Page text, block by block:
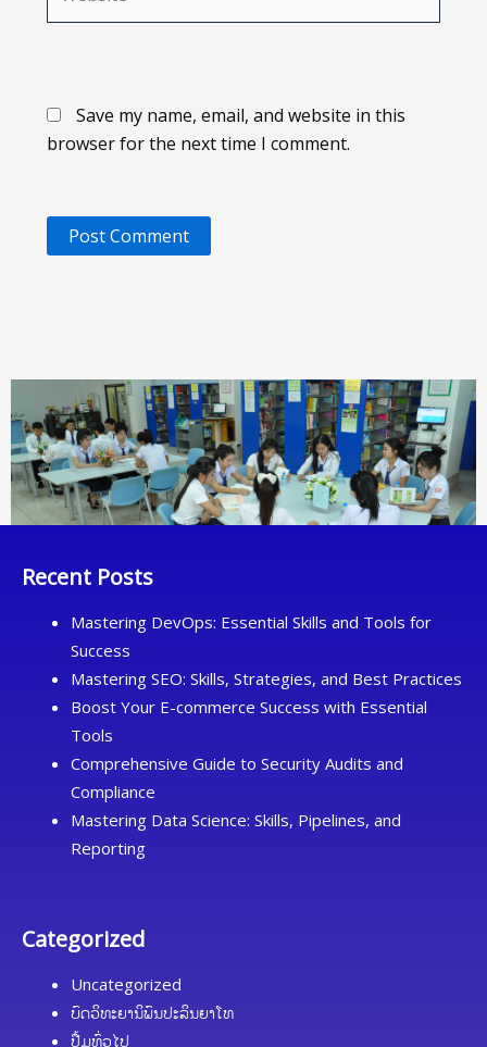
Save my name, email, and website in this
browser for the next time I comment.
Recent Posts
Mastering DevOps: Essential Skills and Tools for
Success
Mastering SEO: Skills, Strategies, and Best Practices
Boost Your E-commerce Success with Essential
Tools
Comprehensive Guide to Security Audits and
Compliance
Mastering Data Science: Skills, Pipelines, and
Reporting
Categorized
Uncategorized
ບົດວິທະຍານິພົນປະລິນຍາໂທ
ປື້ມທົ່ວໄປ